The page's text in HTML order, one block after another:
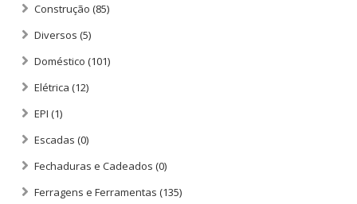
Construção (85)
Diversos (5)
Doméstico (101)
Elétrica (12)
EPI (1)
Escadas (0)
Fechaduras e Cadeados (0)
Ferragens e Ferramentas (135)